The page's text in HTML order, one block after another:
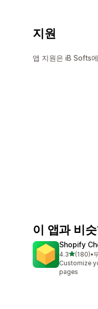
지원
앱 지원은 iB Softs
이 앱과 비
Shopify
4.3별 5개 중
(180)
총 리뷰 180개
•
Customize
pages